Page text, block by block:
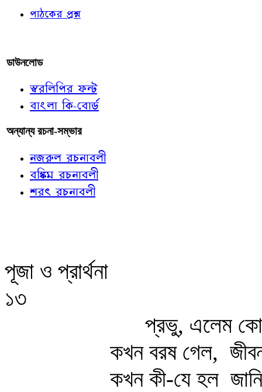
পাঠকের প্রশ্ন
ডাউনলোড
স্বরলিপির ফন্ট
বাংলা কি-বোর্ড
অন্যান্য রচনা-সম্ভার
নজরুল রচনাবলী
বঙ্কিম রচনাবলী
শরৎ রচনাবলী
পূজা ও প্রার্থনা
১৩
প্রভু, এলেম
কখন বরষ গেল,
কখন কী-যে হল